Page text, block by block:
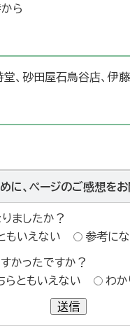
ら
、砂田屋石鳥谷店、伊
に、ページのご感想をお
ましたか？
もいえない 参考に
かったですか？
らともいえない わか
送信